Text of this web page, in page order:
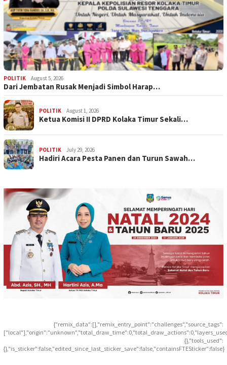
POLITIK August 5, 2026
Dari Jembatan Rusak Menjadi Simbol Harap…
POLITIK August 1, 2026
Ketua Komisi II DPRD Kolaka Timur Sekali…
POLITIK July 29, 2026
Hadiri Acara Pesta Panen dan Turun Sawah…
{"remix_data":[],"remix_entry_point":"challenges","source_tags":
{},"tools_used":
{},"is_sticker":false,"edited_since_last_sticker_save":false,"containsFTESticker":false}